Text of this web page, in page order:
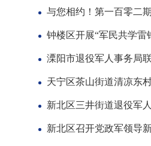
与您相约！第一百零二
钟楼区开展“军民共学雷
溧阳市退役军人事务局
天宁区茶山街道清凉东
新北区三井街道退役军
新北区召开党政军领导